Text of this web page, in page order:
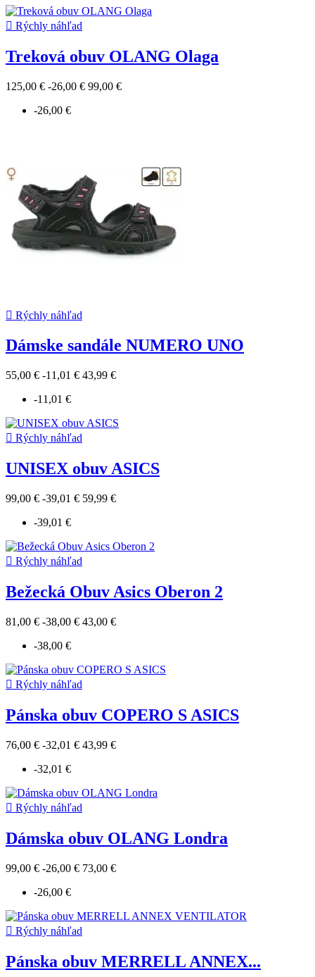
 Rýchly náhľad
Treková obuv OLANG Olaga
125,00 € -26,00 € 99,00 €
-26,00 €
 Rýchly náhľad
Dámske sandále NUMERO UNO
55,00 € -11,01 € 43,99 €
-11,01 €
 Rýchly náhľad
UNISEX obuv ASICS
99,00 € -39,01 € 59,99 €
-39,01 €
 Rýchly náhľad
Bežecká Obuv Asics Oberon 2
81,00 € -38,00 € 43,00 €
-38,00 €
 Rýchly náhľad
Pánska obuv COPERO S ASICS
76,00 € -32,01 € 43,99 €
-32,01 €
 Rýchly náhľad
Dámska obuv OLANG Londra
99,00 € -26,00 € 73,00 €
-26,00 €
 Rýchly náhľad
Pánska obuv MERRELL ANNEX...